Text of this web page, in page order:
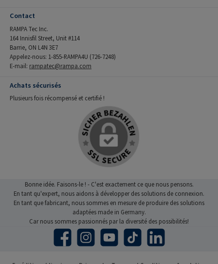
Contact
RAMPA Tec Inc.
164 Innisfil Street, Unit #114
Barrie, ON L4N 3E7
Appelez-nous: 1-855-RAMPA4U (726-7248)
E-mail: rampatec@rampa.com
Achats sécurisés
Plusieurs fois récompensé et certifié !
Bonne idée. Faisons-le ! - C'est exactement ce que nous pensons.
En tant qu'expert, nous aidons à développer des solutions de connexion.
En tant que fabricant, nous sommes en mesure de produire des solutions
adaptées made in Germany.
Car nous sommes passionnés par la diversité des possibilités!
Facebook Instagram YouTube TikTok LinkedIn